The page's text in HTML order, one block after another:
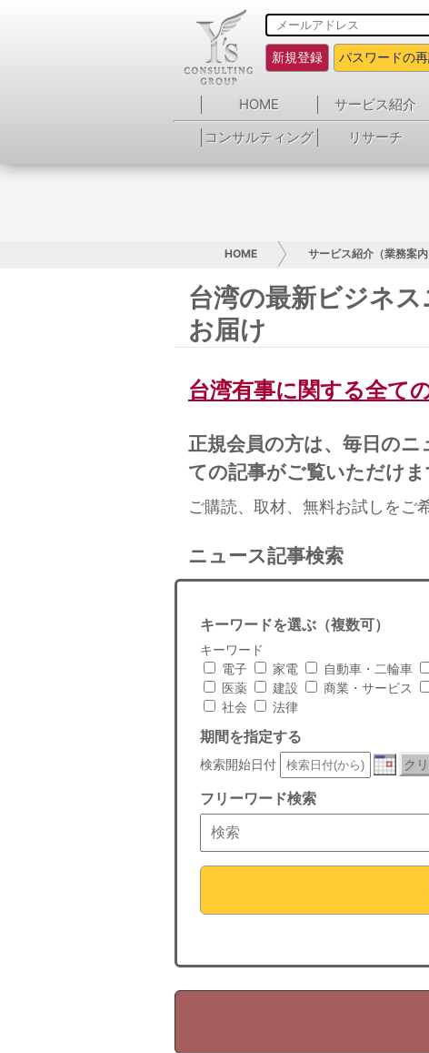
新規登録 パスワードの
HOME サービス紹介
コンサルティング
リサーチ
HOME サービス紹介（業務案内
台湾の最新ビジネ
お届け
台湾有事に関する全て
正規会員の方は、毎日の
ての記事がご覧いただけま
ご購読、取材、無料お試しをご
ニュース記事検索
キーワードを選ぶ（複数可）
キーワード
電子
家電 自動車・二輪車
医薬
建設 商業・サービス
社会
法律
期間を指定する
検索開始日付 ク
フリーワード検索